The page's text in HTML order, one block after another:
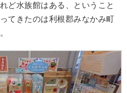
ど水族館はある、ということ
てきたのは利根郡みなかみ町